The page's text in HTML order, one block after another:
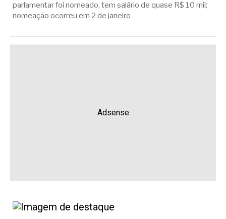
parlamentar foi nomeado, tem salário de quase R$ 10 mil;
nomeação ocorreu em 2 de janeiro
Adsense